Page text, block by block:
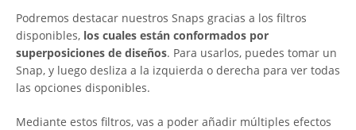
Podremos destacar nuestros Snaps gracias a los filtros
disponibles, los cuales están conformados por
superposiciones de diseños. Para usarlos, puedes tomar un
Snap, y luego desliza a la izquierda o derecha para ver todas
las opciones disponibles.
Mediante estos filtros, vas a poder añadir múltiples efectos